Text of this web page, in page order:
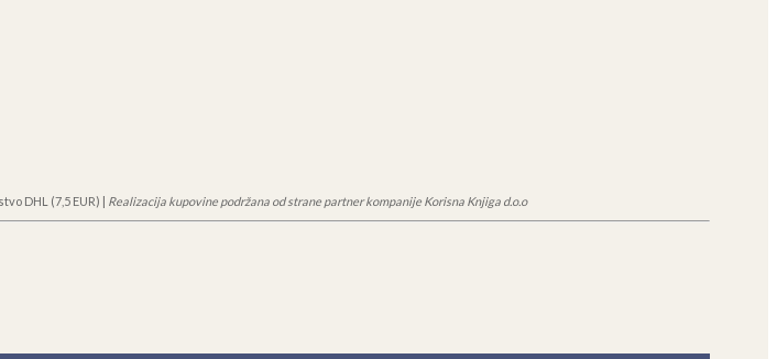
DHL (7,5 EUR) | Realizacija kupovine podržana od strane partner kompanije Korisna Knjiga d.o.o